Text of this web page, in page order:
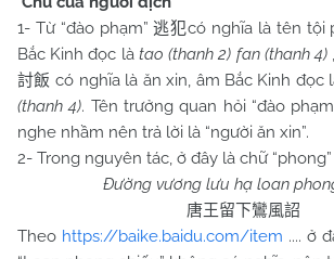
1- Từ “đào phạm”逃犯có nghĩa là tên tội
Bắc Kinh đọc là tao (thanh 2) fan (thanh 4)
討飯 có nghĩa là ăn xin, âm Bắc Kinh đọc
(thanh 4). Tên trưởng quan hỏi “đào
nghe nhầm nên trả lời là “người ăn xin”.
2- Trong nguyên tác, ở đây là chữ “phong”
Đường vương lưu hạ loan
唐王留下鸞風詔
Theo https://baike.baidu.com/item .... ở